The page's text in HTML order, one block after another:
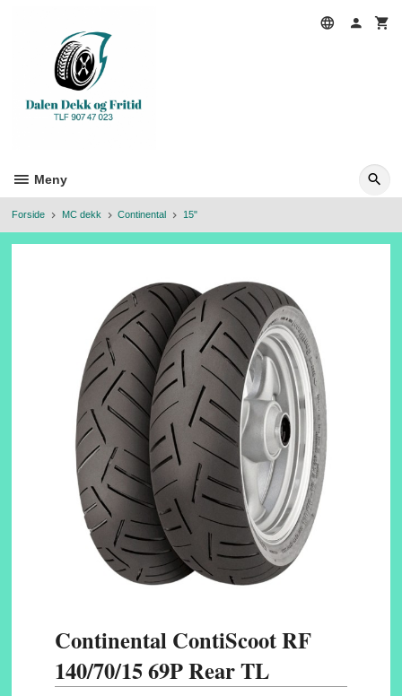
Meny
Forside MC dekk Continental 15"
Continental ContiScoot RF
140/70/15 69P Rear TL